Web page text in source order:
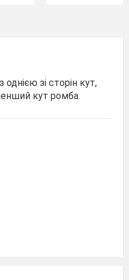
зі сторін кут,
кут ромба.